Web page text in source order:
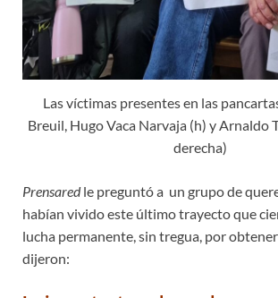
Las víctimas presentes en las
Breuil, Hugo Vaca Narvaja (h) y Arnaldo
derecha)
Prensaredle preguntó a un grupo de
habían vivido este último trayecto que
lucha permanente, sin tregua, por
dijeron: